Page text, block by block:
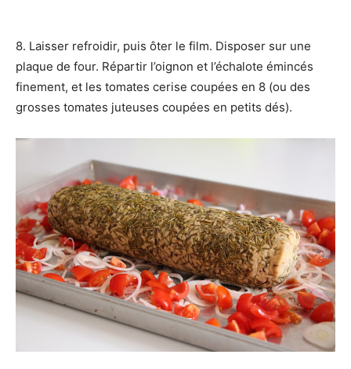
8. Laisser refroidir, puis ôter le film. Disposer sur une
plaque de four. Répartir l’oignon et l’échalote émincés
finement, et les tomates cerise coupées en 8 (ou des
grosses tomates juteuses coupées en petits dés).